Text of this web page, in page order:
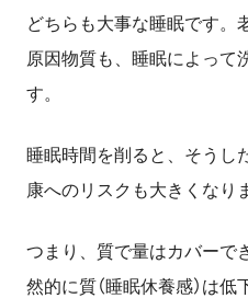
どちらも大事な睡眠です。
原因物質も、睡眠によって
す。
睡眠時間を削ると、そうし
康へのリスクも大きくなり
つまり、質で量はカバーで
然的に質（睡眠休養感）は